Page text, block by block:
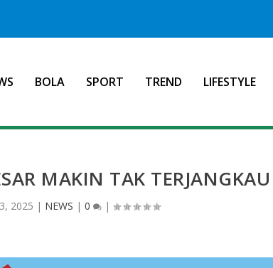
BOLA SPORT TREND LIFESTYLE
MAKIN TAK TERJANGKAU
2025 | NEWS |0 |